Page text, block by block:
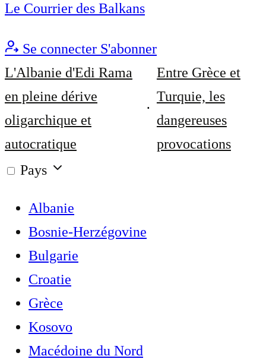
Le Courrier des Balkans
Se connecter S'abonner
L'Albanie d'Edi Rama
en pleine dérive
oligarchique et
autocratique
Entre Grèce et
Turquie, les
dangereuses
provocations
Pays
Albanie
Bosnie-Herzégovine
Bulgarie
Croatie
Grèce
Kosovo
Macédoine du Nord